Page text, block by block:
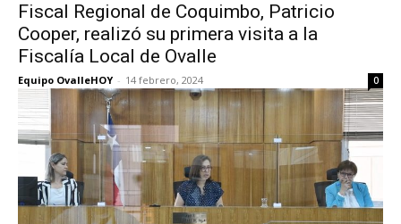
Fiscal Regional de Coquimbo, Patricio
Cooper, realizó su primera visita a la
Fiscalía Local de Ovalle
Equipo OvalleHOY - 14 febrero, 2024 0